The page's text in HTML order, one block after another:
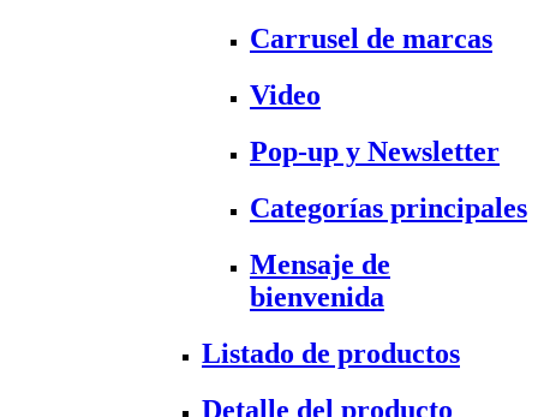
Carrusel de marcas
Video
Pop-up y Newsletter
Categorías principales
Mensaje de
bienvenida
Listado de productos
Detalle del producto